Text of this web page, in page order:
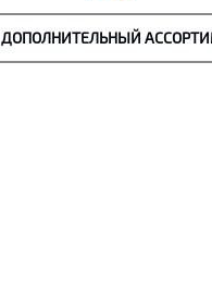
ДОПОЛНИТЕЛЬНЫЙ